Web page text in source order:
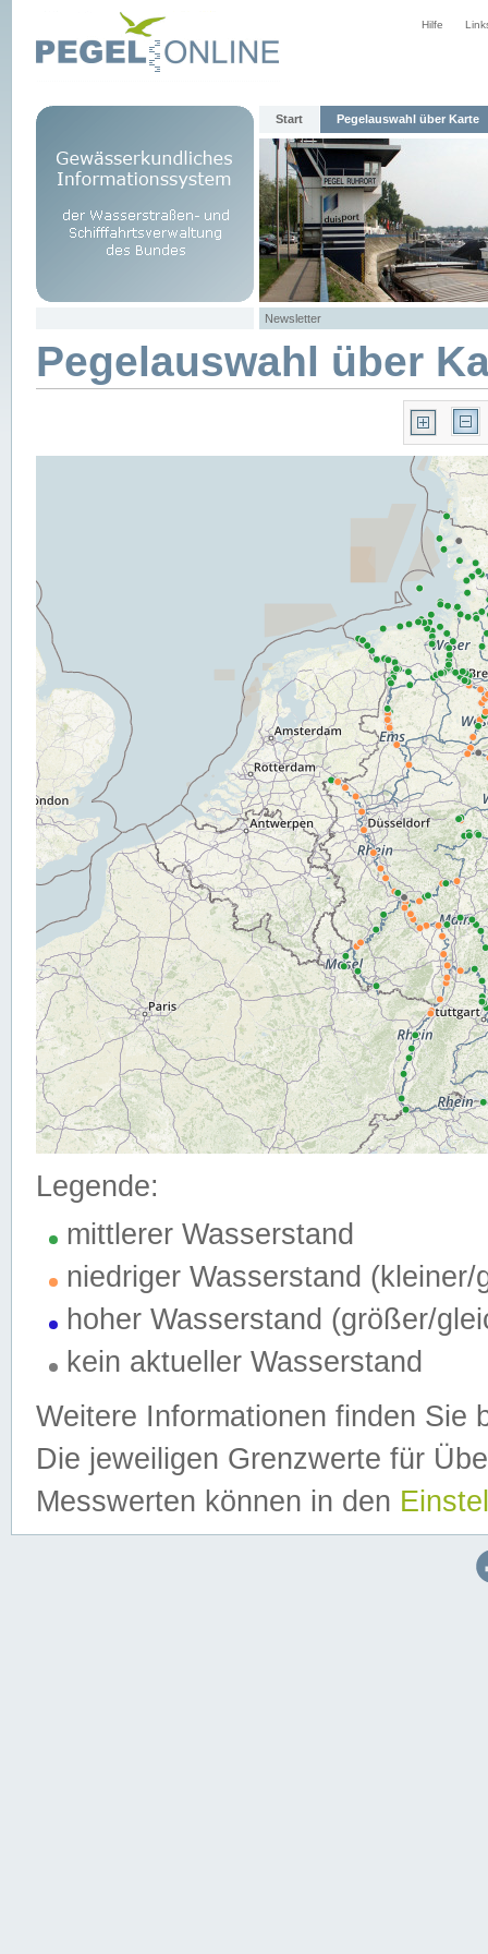
Hilfe
Start Pegelauswahl über Karte
Newsletter
Pegelauswahl über
Legende:
mittlerer Wasserstand
niedriger Wasserstand (kleiner/
hoher Wasserstand (größer/
kein aktueller Wasserstand
Weitere Informationen finden Sie
Die jeweiligen Grenzwerte für
Messwerten können in den